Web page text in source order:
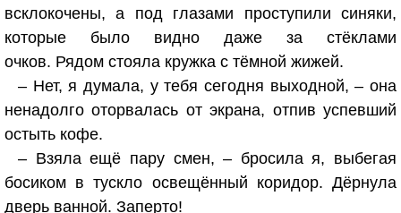
всклокочены, а под глазами проступили синяки,
которые было видно даже за стёклами
очков. Рядом стояла кружка с тёмной жижей.
– Нет, я думала, у тебя сегодня выходной, – она
ненадолго оторвалась от экрана, отпив успевший
остыть кофе.
– Взяла ещё пару смен, – бросила я, выбегая
босиком в тускло освещённый коридор. Дёрнула
дверь ванной. Заперто!